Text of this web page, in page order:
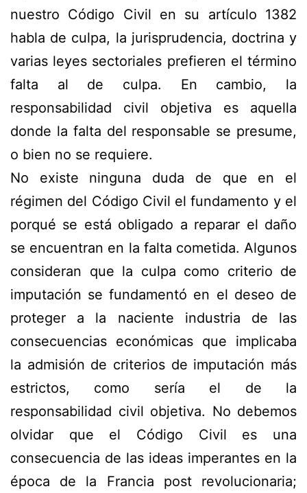
nuestro Código Civil en su artículo 1382
habla de culpa, la jurisprudencia, doctrina y
varias leyes sectoriales prefieren el término
falta al de culpa. En cambio, la
responsabilidad civil objetiva es aquella
donde la falta del responsable se presume,
o bien no se requiere.
No existe ninguna duda de que en el
régimen del Código Civil el fundamento y el
porqué se está obligado a reparar el daño
se encuentran en la falta cometida. Algunos
consideran que la culpa como criterio de
imputación se fundamentó en el deseo de
proteger a la naciente industria de las
consecuencias económicas que implicaba
la admisión de criterios de imputación más
estrictos, como sería el de la
responsabilidad civil objetiva. No debemos
olvidar que el Código Civil es una
consecuencia de las ideas imperantes en la
época de la Francia post revolucionaria;